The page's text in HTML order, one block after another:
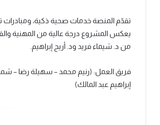
تقدّم المنصة خدمات صحية ذكية،
يعكس المشروع درجة عالية من المهنية
من د. شيماء فريد ود. أريج إبراهيم.
فريق العمل: (رنيم محمد – سهيلة رضا
إبراهيم عبد المالك)